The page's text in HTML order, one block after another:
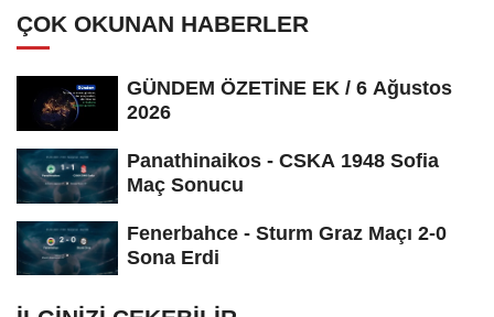
ÇOK OKUNAN HABERLER
GÜNDEM ÖZETİNE EK / 6 Ağustos
2026
Panathinaikos - CSKA 1948 Sofia
Maç Sonucu
Fenerbahce - Sturm Graz Maçı 2-0
Sona Erdi